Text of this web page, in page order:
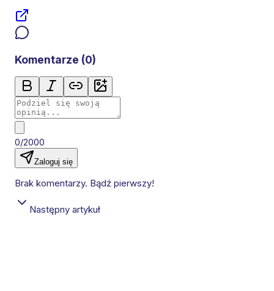
Komentarze (0)
0/2000
Zaloguj się
Brak komentarzy. Bądź pierwszy!
Następny artykuł